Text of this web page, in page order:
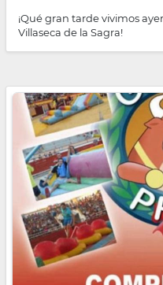
¡Qué gran tarde vivimos
Villaseca de la Sagra!